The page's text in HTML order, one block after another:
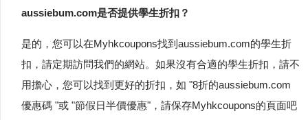
aussiebum.com是否提供學生折扣？
是的，您可以在Myhkcoupons找到aussiebum.com的學生折
扣，請定期訪問我們的網站。如果沒有合適的學生折扣，請不
用擔心，您可以找到更好的折扣，如 "8折的aussiebum.com
優惠碼 "或 "節假日半價優惠"，請保存Myhkcoupons的頁面吧